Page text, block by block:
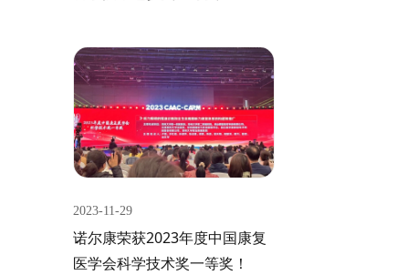
2023-11-29
诺尔康荣获2023年度中国康复
医学会科学技术奖一等奖！